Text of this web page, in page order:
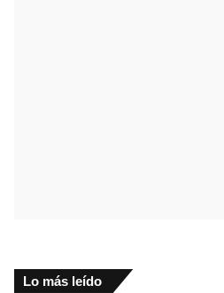
Lo más leído